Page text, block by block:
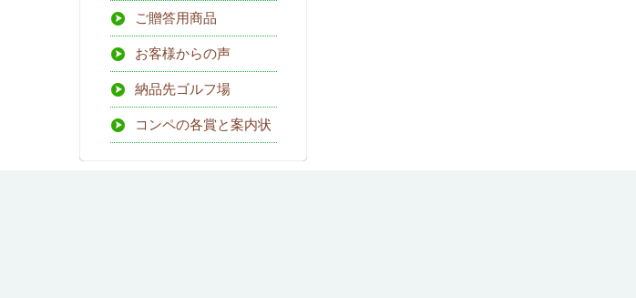
ご贈答用商品
お客様からの声
納品先ゴルフ場
コンペの各賞と案内状